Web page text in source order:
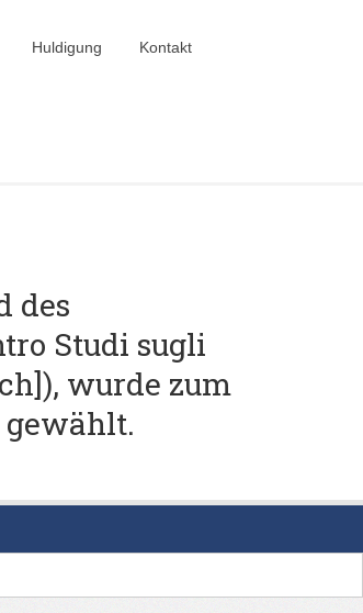
Huldigung Kontakt
des
Studi sugli
wurde zum